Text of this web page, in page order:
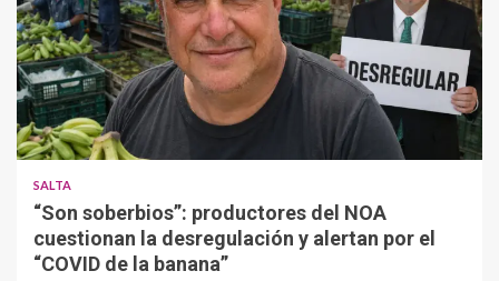
SALTA
“Son soberbios”: productores del NOA
cuestionan la desregulación y alertan por el
“COVID de la banana”